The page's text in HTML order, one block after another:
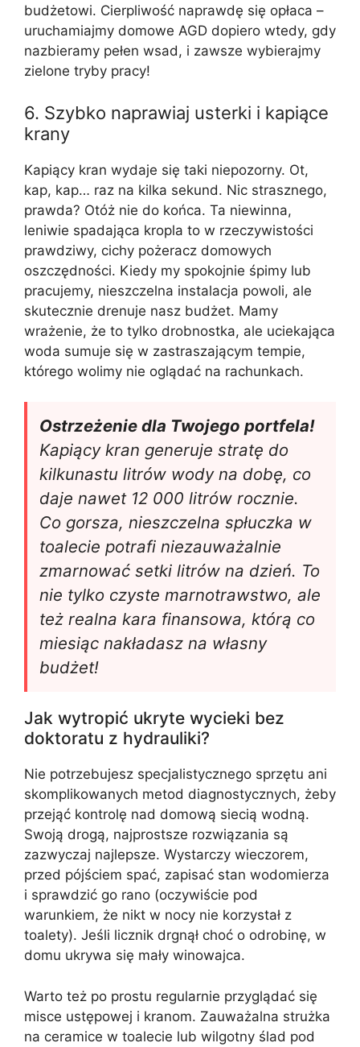
budżetowi. Cierpliwość naprawdę się opłaca –
uruchamiajmy domowe AGD dopiero wtedy, gdy
nazbieramy pełen wsad, i zawsze wybierajmy
zielone tryby pracy!
6. Szybko naprawiaj usterki i kapiące
krany
Kapiący kran wydaje się taki niepozorny. Ot,
kap, kap… raz na kilka sekund. Nic strasznego,
prawda? Otóż nie do końca. Ta niewinna,
leniwie spadająca kropla to w rzeczywistości
prawdziwy, cichy pożeracz domowych
oszczędności. Kiedy my spokojnie śpimy lub
pracujemy, nieszczelna instalacja powoli, ale
skutecznie drenuje nasz budżet. Mamy
wrażenie, że to tylko drobnostka, ale uciekająca
woda sumuje się w zastraszającym tempie,
którego wolimy nie oglądać na rachunkach.
Ostrzeżenie dla Twojego portfela!
Kapiący kran generuje stratę do
kilkunastu litrów wody na dobę, co
daje nawet 12 000 litrów rocznie.
Co gorsza, nieszczelna spłuczka w
toalecie potrafi niezauważalnie
zmarnować setki litrów na dzień. To
nie tylko czyste marnotrawstwo, ale
też realna kara finansowa, którą co
miesiąc nakładasz na własny
budżet!
Jak wytropić ukryte wycieki bez
doktoratu z hydrauliki?
Nie potrzebujesz specjalistycznego sprzętu ani
skomplikowanych metod diagnostycznych, żeby
przejąć kontrolę nad domową siecią wodną.
Swoją drogą, najprostsze rozwiązania są
zazwyczaj najlepsze. Wystarczy wieczorem,
przed pójściem spać, zapisać stan wodomierza
i sprawdzić go rano (oczywiście pod
warunkiem, że nikt w nocy nie korzystał z
toalety). Jeśli licznik drgnął choć o odrobinę, w
domu ukrywa się mały winowajca.
Warto też po prostu regularnie przyglądać się
misce ustępowej i kranom. Zauważalna strużka
na ceramice w toalecie lub wilgotny ślad pod